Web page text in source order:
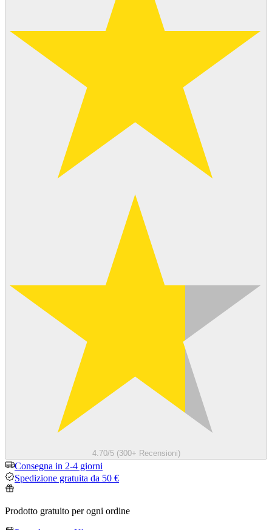
4.70/5 (300+ Recensioni)
Consegna in 2-4 giorni
Spedizione gratuita da 50 €
Prodotto gratuito per ogni ordine